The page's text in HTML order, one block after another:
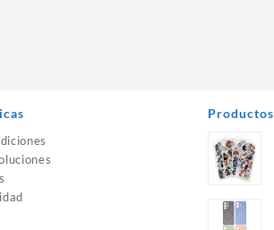
Productos